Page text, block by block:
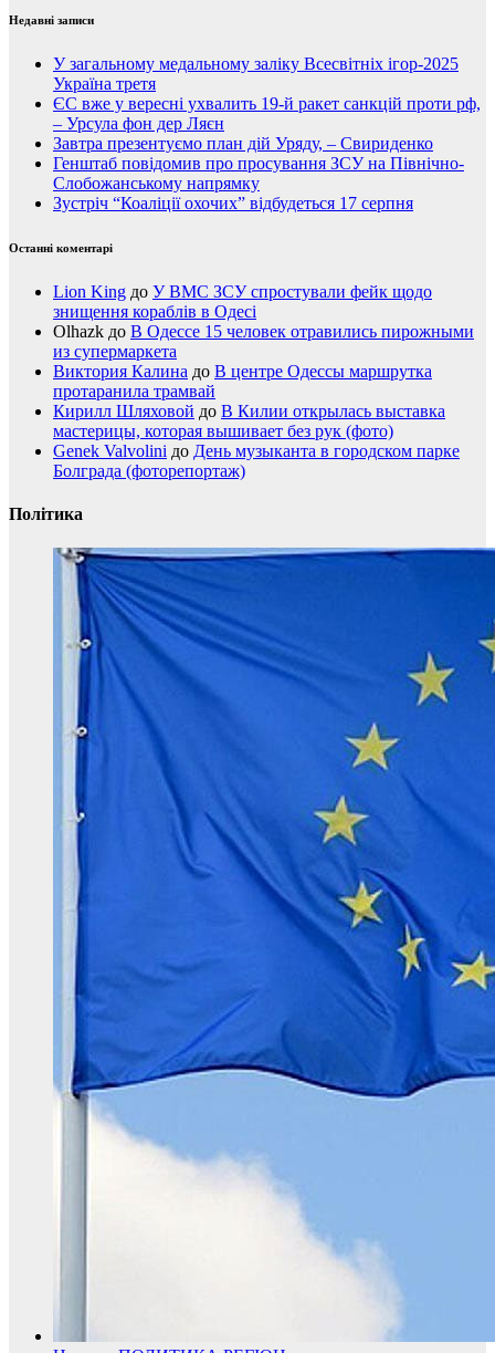
Недавні записи
У загальному медальному заліку Всесвітніх ігор-2025
Україна третя
ЄС вже у вересні ухвалить 19-й ракет санкцій проти рф,
– Урсула фон дер Ляєн
Завтра презентуємо план дій Уряду, – Свириденко
Генштаб повідомив про просування ЗСУ на Північно-
Слобожанському напрямку
Зустріч “Коаліції охочих” відбудеться 17 серпня
Останні коментарі
Lion King до У ВМС ЗСУ спростували фейк щодо
знищення кораблів в Одесі
Olhazk до В Одессе 15 человек отравились пирожными
из супермаркета
Виктория Калина до В центре Одессы маршрутка
протаранила трамвай
Кирилл Шляховой до В Килии открылась выставка
мастерицы, которая вышивает без рук (фото)
Genek Valvolini до День музыканта в городском парке
Болграда (фоторепортаж)
Політика